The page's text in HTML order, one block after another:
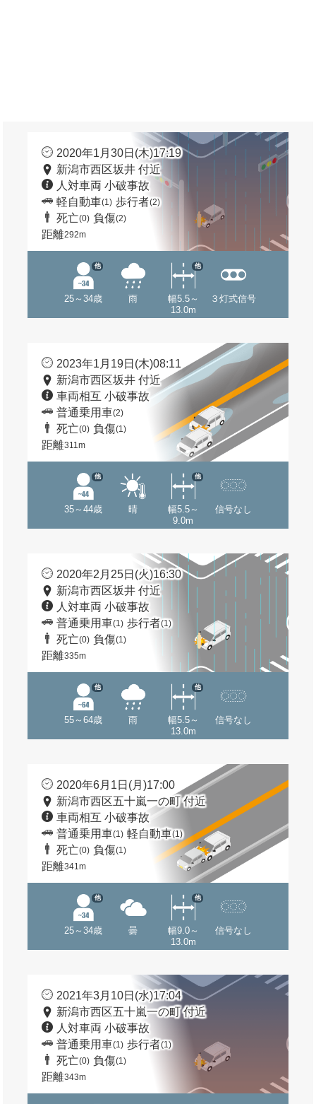
2020年1月30日(木)17:19
新潟市西区坂井 付近
人対車両 小破事故
軽自動車(1) 歩行者(2)
死亡(0) 負傷(2)
距離292m
25～34歳
他
雨
幅5.5～
13.0m
他
３灯式信号
2023年1月19日(木)08:11
新潟市西区坂井 付近
車両相互 小破事故
普通乗用車(2)
死亡(0) 負傷(1)
距離311m
35～44歳
他
晴
幅5.5～
9.0m
他
信号なし
2020年2月25日(火)16:30
新潟市西区坂井 付近
人対車両 小破事故
普通乗用車(1) 歩行者(1)
死亡(0) 負傷(1)
距離335m
55～64歳
他
雨
幅5.5～
13.0m
他
信号なし
2020年6月1日(月)17:00
新潟市西区五十嵐一の町 付近
車両相互 小破事故
普通乗用車(1) 軽自動車(1)
死亡(0) 負傷(1)
距離341m
25～34歳
他
曇
幅9.0～
13.0m
他
信号なし
2021年3月10日(水)17:04
新潟市西区五十嵐一の町 付近
人対車両 小破事故
普通乗用車(1) 歩行者(1)
死亡(0) 負傷(1)
距離343m